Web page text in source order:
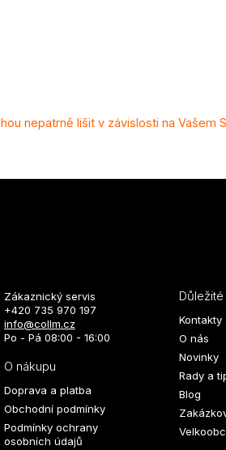
nepatrně lišit v závislosti na Vašem
Zákaznický servis
+420 735 970 197
info@collm.cz
Po - Pá 08:00 - 16:00
O nákupu
Doprava a platba
Obchodní podmínky
Podmínky ochrany
osobních údajů
Kontakty
O nás
Novinky
Rady a
Blog